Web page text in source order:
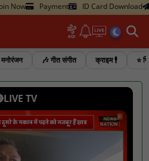
Now Payment ID Card Download
🎶 गीत संगीत क्राइम 🕴️ ⭐
TV